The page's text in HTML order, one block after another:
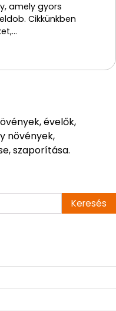
amely gyors
Cikkünkben
évelők,
növények,
szaporítása.